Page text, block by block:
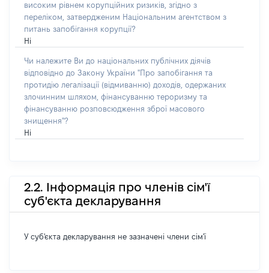
високим рівнем корупційних ризиків, згідно з
переліком, затвердженим Національним агентством з
питань запобігання корупції?
Ні
Чи належите Ви до національних публічних діячів
відповідно до Закону України "Про запобігання та
протидію легалізації (відмиванню) доходів, одержаних
злочинним шляхом, фінансуванню тероризму та
фінансуванню розповсюдження зброї масового
знищення"?
Ні
2.2. Інформація про членів сім'ї
суб'єкта декларування
У суб'єкта декларування не зазначені члени сім'ї